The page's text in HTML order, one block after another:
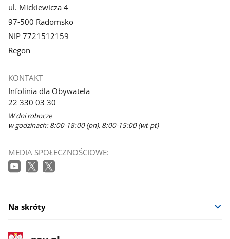
ul. Mickiewicza 4
97-500 Radomsko
NIP 7721512159
Regon
KONTAKT
Infolinia dla Obywatela
22 330 03 30
W dni robocze
w godzinach: 8:00-18:00 (pn), 8:00-15:00 (wt-pt)
MEDIA SPOŁECZNOŚCIOWE:
Na skróty
stopka